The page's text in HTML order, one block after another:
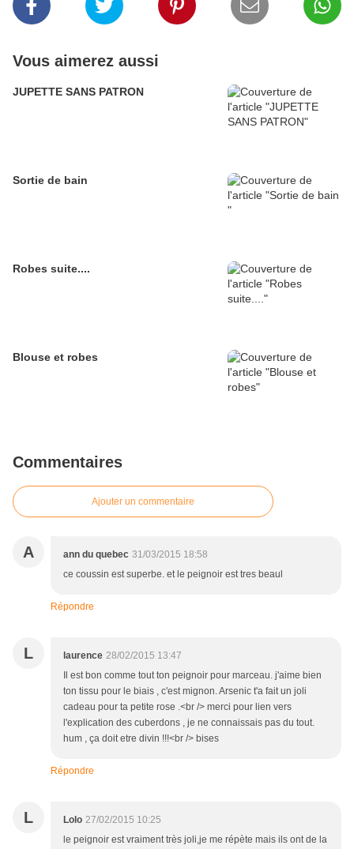
Vous aimerez aussi
JUPETTE SANS PATRON
Sortie de bain
Robes suite....
Blouse et robes
Commentaires
Ajouter un commentaire
A ann du quebec 31/03/2015 18:58
ce coussin est superbe. et le peignoir est tres beaul
Répondre
L laurence 28/02/2015 13:47
Il est bon comme tout ton peignoir pour marceau. j'aime bien
ton tissu pour le biais , c'est mignon. Arsenic t'a fait un joli
cadeau pour ta petite rose .<br /> merci pour lien vers
l'explication des cuberdons , je ne connaissais pas du tout.
hum , ça doit etre divin !!!<br /> bises
Répondre
L Lolo 27/02/2015 10:25
le peignoir est vraiment très joli,je me répète mais ils ont de la